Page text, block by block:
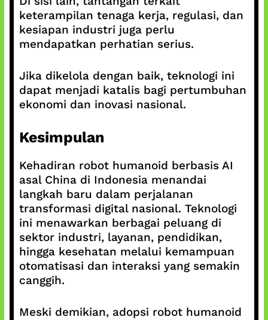
keterampilan tenaga kerja, regulasi, dan
kesiapan industri juga perlu
mendapatkan perhatian serius.
Jika dikelola dengan baik, teknologi ini
dapat menjadi katalis bagi pertumbuhan
ekonomi dan inovasi nasional.
Kesimpulan
Kehadiran robot humanoid berbasis AI
asal China di Indonesia menandai
langkah baru dalam perjalanan
transformasi digital nasional. Teknologi
ini menawarkan berbagai peluang di
sektor industri, layanan, pendidikan,
hingga kesehatan melalui kemampuan
otomatisasi dan interaksi yang semakin
canggih.
Meski demikian, adopsi robot humanoid